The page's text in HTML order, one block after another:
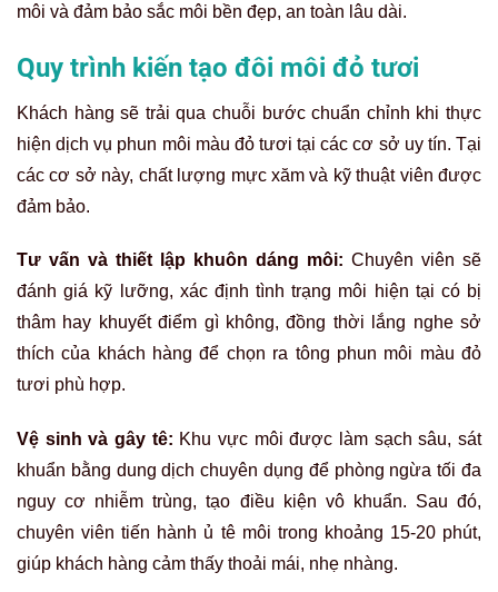
môi và đảm bảo sắc môi bền đẹp, an toàn lâu dài.
Quy trình kiến tạo đôi môi đỏ tươi
Khách hàng sẽ trải qua chuỗi bước chuẩn chỉnh khi thực
hiện dịch vụ phun môi màu đỏ tươi tại các cơ sở uy tín. Tại
các cơ sở này, chất lượng mực xăm và kỹ thuật viên được
đảm bảo.
Tư vấn và thiết lập khuôn dáng môi: Chuyên viên sẽ
đánh giá kỹ lưỡng, xác định tình trạng môi hiện tại có bị
thâm hay khuyết điểm gì không, đồng thời lắng nghe sở
thích của khách hàng để chọn ra tông phun môi màu đỏ
tươi phù hợp.
Vệ sinh và gây tê: Khu vực môi được làm sạch sâu, sát
khuẩn bằng dung dịch chuyên dụng để phòng ngừa tối đa
nguy cơ nhiễm trùng, tạo điều kiện vô khuẩn. Sau đó,
chuyên viên tiến hành ủ tê môi trong khoảng 15-20 phút,
giúp khách hàng cảm thấy thoải mái, nhẹ nhàng.